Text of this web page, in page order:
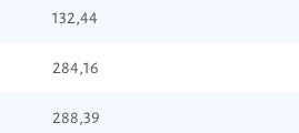
132,44
284,16
288,39